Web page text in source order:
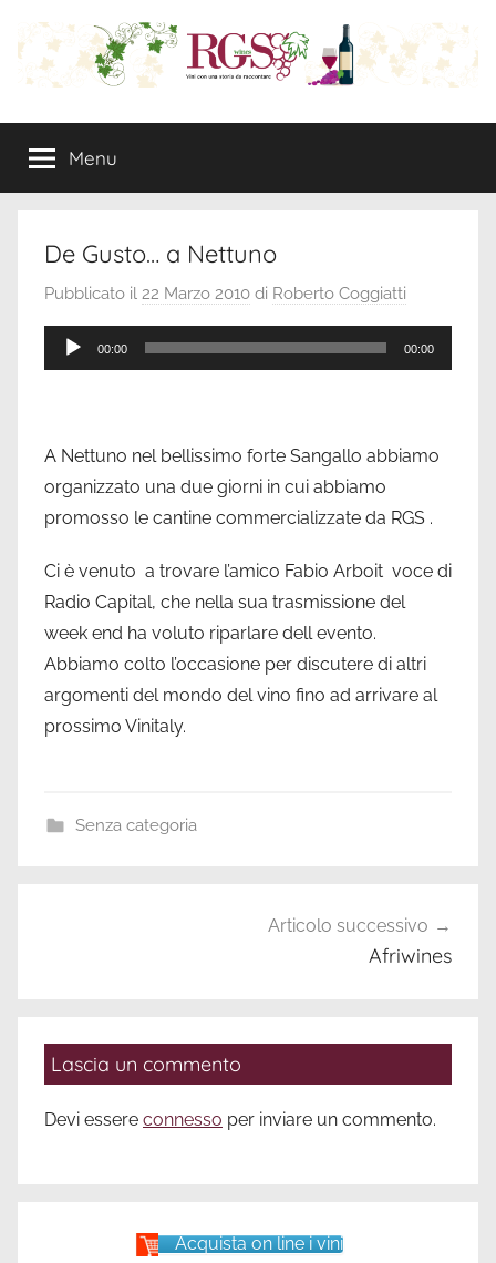
contenuto
RGS
Wines:
Vini
con
una
da
raccontare
Rappresentanze
Menu
De Gusto… a Nettuno
Pubblicato il 22 Marzo 2010 di Roberto Coggiatti
Audio
Player
00:00 00:00
A Nettuno nel bellissimo forte Sangallo abbiamo
organizzato una due giorni in cui abbiamo
promosso le cantine commercializzate da RGS .
Ci è venuto a trovare l’amico Fabio Arboit voce di
Radio Capital, che nella sua trasmissione del
week end ha voluto riparlare dell evento.
Abbiamo colto l’occasione per discutere di altri
argomenti del mondo del vino fino ad arrivare al
prossimo Vinitaly.
Senza categoria
Articolo successivo
Afriwines
Lascia un commento
Devi essere connesso per inviare un commento.
Acquista on line i vini